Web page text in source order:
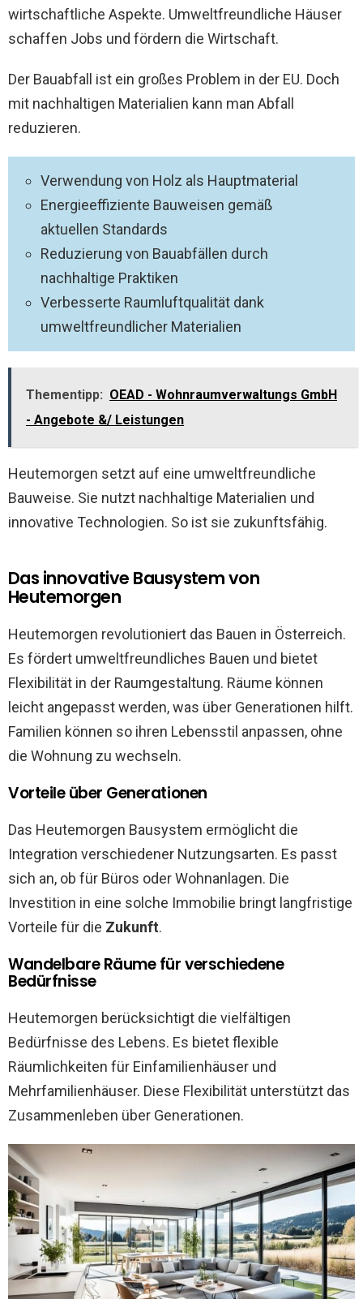
wirtschaftliche Aspekte. Umweltfreundliche Häuser
schaffen Jobs und fördern die Wirtschaft.
Der Bauabfall ist ein großes Problem in der EU. Doch
mit nachhaltigen Materialien kann man Abfall
reduzieren.
Verwendung von Holz als Hauptmaterial
Energieeffiziente Bauweisen gemäß
aktuellen Standards
Reduzierung von Bauabfällen durch
nachhaltige Praktiken
Verbesserte Raumluftqualität dank
umweltfreundlicher Materialien
Thementipp: OEAD - Wohnraumverwaltungs GmbH
- Angebote &/ Leistungen
Heutemorgen setzt auf eine umweltfreundliche
Bauweise. Sie nutzt nachhaltige Materialien und
innovative Technologien. So ist sie zukunftsfähig.
Das innovative Bausystem von
Heutemorgen
Heutemorgen revolutioniert das Bauen in Österreich.
Es fördert umweltfreundliches Bauen und bietet
Flexibilität in der Raumgestaltung. Räume können
leicht angepasst werden, was über Generationen hilft.
Familien können so ihren Lebensstil anpassen, ohne
die Wohnung zu wechseln.
Vorteile über Generationen
Das Heutemorgen Bausystem ermöglicht die
Integration verschiedener Nutzungsarten. Es passt
sich an, ob für Büros oder Wohnanlagen. Die
Investition in eine solche Immobilie bringt langfristige
Vorteile für die Zukunft.
Wandelbare Räume für verschiedene
Bedürfnisse
Heutemorgen berücksichtigt die vielfältigen
Bedürfnisse des Lebens. Es bietet flexible
Räumlichkeiten für Einfamilienhäuser und
Mehrfamilienhäuser. Diese Flexibilität unterstützt das
Zusammenleben über Generationen.